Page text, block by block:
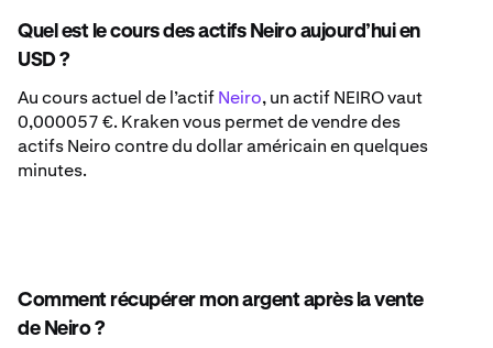
Quel est le cours des actifs Neiro aujourd’hui en
USD ?
Au cours actuel de l’actifNeiro, un actif NEIRO vaut
0,000057 €. Kraken vous permet de vendre des
actifs Neiro contre du dollar américain en quelques
minutes.
Comment récupérer mon argent après la vente
de Neiro ?